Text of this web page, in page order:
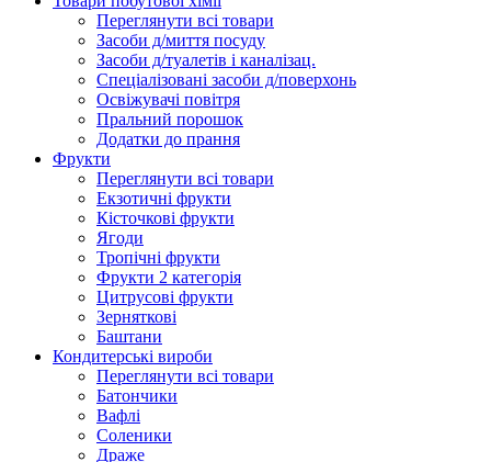
Переглянути всі товари
Засоби д/миття посуду
Засоби д/туалетів і каналізац.
Спеціалізовані засоби д/поверхонь
Освіжувачі повітря
Пральний порошок
Додатки до прання
Фрукти
Переглянути всі товари
Екзoтичні фрукти
Кісточкові фрукти
Ягоди
Тропічні фрукти
Фрукти 2 категорія
Цитрусові фрукти
Зерняткові
Баштани
Кондитерські вироби
Переглянути всі товари
Батончики
Вафлі
Соленики
Драже